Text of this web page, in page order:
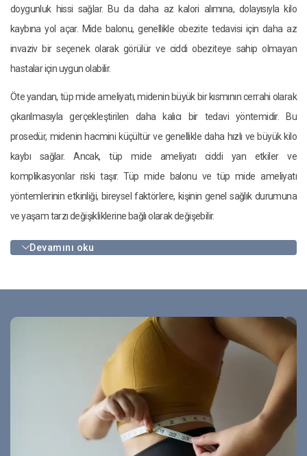
doygunluk hissi sağlar. Bu da daha az kalori alımına, dolayısıyla kilo
kaybına yol açar. Mide balonu, genellikle obezite tedavisi için daha az
invaziv bir seçenek olarak görülür ve ciddi obeziteye sahip olmayan
hastalar için uygun olabilir.
Öte yandan, tüp mide ameliyatı, midenin büyük bir kısmının cerrahi olarak
çıkarılmasıyla gerçekleştirilen daha kalıcı bir tedavi yöntemidir. Bu
prosedür, midenin hacmini küçültür ve genellikle daha hızlı ve büyük kilo
kaybı sağlar. Ancak, tüp mide ameliyatı ciddi yan etkiler ve
komplikasyonlar riski taşır. Tüp mide balonu ve tüp mide ameliyatı
yöntemlerinin etkinliği, bireysel faktörlere, kişinin genel sağlık durumuna
ve yaşam tarzı değişikliklerine bağlı olarak değişebilir.
Devamını oku